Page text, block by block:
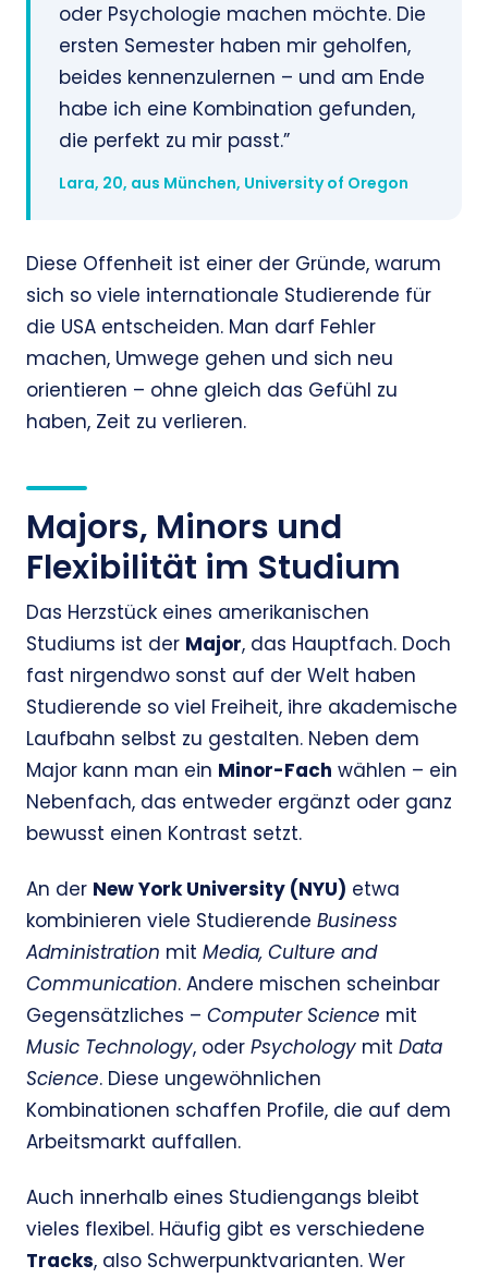
oder Psychologie machen möchte. Die
ersten Semester haben mir geholfen,
beides kennenzulernen – und am Ende
habe ich eine Kombination gefunden,
die perfekt zu mir passt.”
Lara, 20, aus München, University of Oregon
Diese Offenheit ist einer der Gründe, warum
sich so viele internationale Studierende für
die USA entscheiden. Man darf Fehler
machen, Umwege gehen und sich neu
orientieren – ohne gleich das Gefühl zu
haben, Zeit zu verlieren.
Majors, Minors und
Flexibilität im Studium
Das Herzstück eines amerikanischen
Studiums ist der Major, das Hauptfach. Doch
fast nirgendwo sonst auf der Welt haben
Studierende so viel Freiheit, ihre akademische
Laufbahn selbst zu gestalten. Neben dem
Major kann man ein Minor-Fach wählen – ein
Nebenfach, das entweder ergänzt oder ganz
bewusst einen Kontrast setzt.
An der New York University (NYU) etwa
kombinieren viele Studierende Business
Administration mit Media, Culture and
Communication. Andere mischen scheinbar
Gegensätzliches – Computer Science mit
Music Technology, oder Psychology mit Data
Science. Diese ungewöhnlichen
Kombinationen schaffen Profile, die auf dem
Arbeitsmarkt auffallen.
Auch innerhalb eines Studiengangs bleibt
vieles flexibel. Häufig gibt es verschiedene
Tracks, also Schwerpunktvarianten. Wer